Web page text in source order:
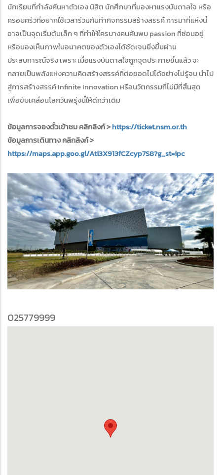
นักเรียนที่กำลังค้นหาตัวเอง นิสิต นักศึกษาที่มองหาแรงบันดาลใจ หรือ
ครอบครัวที่อยากใช้เวลาร่วมกันทำกิจกรรมสร้างสรรค์ การมาที่แห่งนี้
อาจเป็นจุดเริ่มต้นเล็ก ๆ ที่ทำให้ใครบางคนค้นพบ passion ที่ซ่อนอยู่
หรือมองเห็นภาพในอนาคตของตัวเองได้ชัดเจนยิ่งขึ้นผ่าน
ประสบการณ์จริง เพราะเมื่อแรงบันดาลใจถูกจุดประกายขึ้นแล้ว จะ
กลายเป็นพลังแห่งความคิดสร้างสรรค์ที่ต่อยอดไปได้อย่างไม่รู้จบ นำไป
สู่การสร้างสรรค์ Infinite Innovation หรือนวัตกรรมที่ไม่มีที่สิ้นสุด
เพื่อขับเคลื่อนโลกวันพรุ่งนี้ให้ดีกว่าเดิม
ข้อมูลการจองตั๋วเข้าชม คลิกลิงก์ >https://ticket.nsm.or.th
ข้อมูลการเดินทาง คลิกลิงก์ >
https://maps.app.goo.gl/Ati3X913fCZcyp7S8?g_st=ipc
025779999